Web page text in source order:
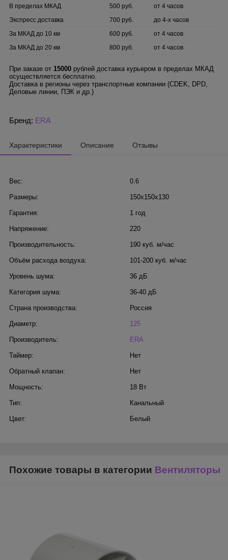
В пределах МКАД 500 руб.
от 4 часов
Экспресс доставка
700 руб.
до 4-х часов
За МКАД до 10 км
600 руб.
от 4 часов
За МКАД до 20 км
800 руб. от 4 часов
При заказе от 15000 рублей доставка курьером в пределах МКАД
осуществляется бесплатно.
Доставка в регионы через транспортные компании (CDEK, DPD,
Деловые линии, ПЭК и др.)
Бренд: ERA
Характеристики Описание Отзывы
Вес: 0.6
Размеры: 150x150x130
Гарантия: 1 год
Напряжение: 220
Производительность: 190 куб. м/час
Объём расхода воздуха: 101-200 куб. м/час
Уровень шума: 36 дБ
Категория шума: 36-40 дБ
Страна производства: Россия
Диаметр: 125
Производитель: ERA
Таймер: Нет
Обратный клапан: Нет
Мощность: 18 Вт
Тип: Канальный
Цвет: Белый
Похожие товары в категории Вентиляторы